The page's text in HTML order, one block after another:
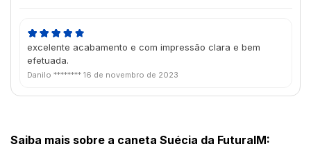
excelente acabamento e com impressão clara e bem
efetuada.
Danilo ******** 16 de novembro de 2023
Saiba mais sobre a caneta Suécia da FuturaIM: